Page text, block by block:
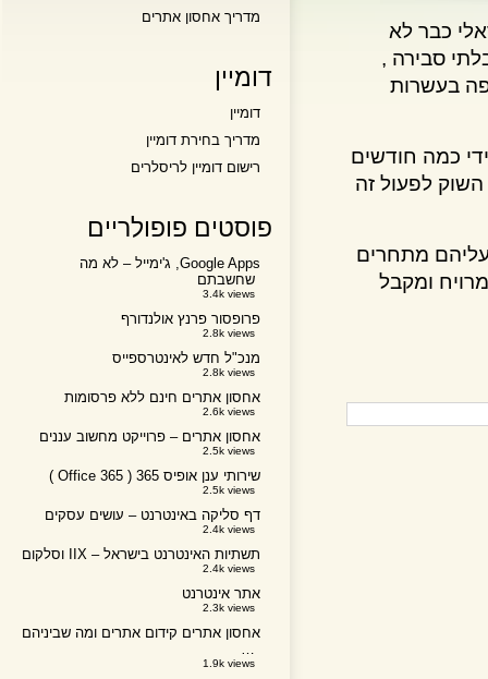
כבר לא
סבירה ,
בעשרות
כמה חודשים
לפעול זה
מתחרים
ומקבל
מדריך אחסון אתרים
דומיין
דומיין
מדריך בחירת דומיין
רישום דומיין לריסלרים
פוסטים פופולריים
Google Apps, ג'ימייל – לא מה
שחשבתם
3.4k views
פרופסור פרנץ אולנדורף
2.8k views
מנכ"ל חדש לאינטרספייס
2.8k views
אחסון אתרים חינם ללא פרסומות
2.6k views
אחסון אתרים – פרוייקט מחשוב עננים
2.5k views
שירותי ענן אופיס 365 ( Office 365 )
2.5k views
דף סליקה באינטרנט – עושים עסקים
2.4k views
תשתיות האינטרנט בישראל – IIX וסלקום
2.4k views
אתר אינטרנט
2.3k views
אחסון אתרים קידום אתרים ומה שביניהם
1.9k views